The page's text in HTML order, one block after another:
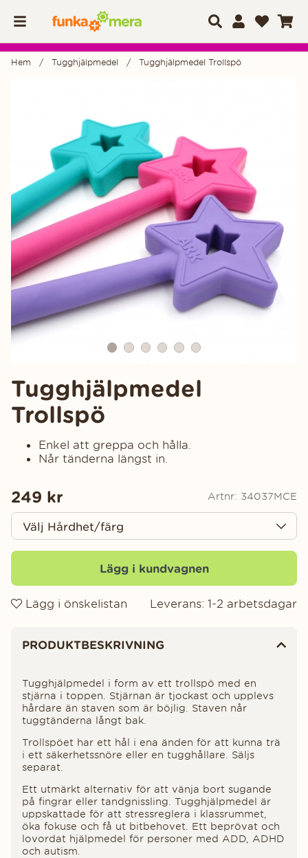
Hem Tugghjälpmedel Tugghjälpmedel Trollspö
Tugghjälpmedel
Trollspö
Enkel att greppa och hålla.
Når tänderna längst in.
249 kr Artnr: 34037MCE
Lägg i kundvagnen
Lägg i önskelistan Leverans: 1-2 arbetsdagar
PRODUKTBESKRIVNING
Tugghjälpmedel i form av ett trollspö med en
stjärna i toppen. Stjärnan är tjockast och upplevs
hårdare än staven som är böjlig. Staven når
tuggtänderna långt bak.
Trollspöet har ett hål i ena änden för att kunna trä
i ett säkerhetssnöre eller en tugghållare. Säljs
separat.
Ett utmärkt alternativ för att vänja bort sugande
på fingrar eller tandgnissling. Tugghjälpmedel är
uppskattade för att stressreglera i klassrummet,
öka fokuse och få ut bitbehovet. Ett beprövat och
lovordat hjälpmedel för personer med ADD, ADHD
och autism.